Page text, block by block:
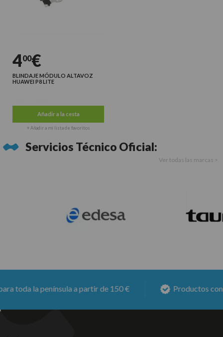
400€
BLINDAJE MÓDULO ALTAVOZ
HUAWEI P8 LITE
Añadir a la cesta
+ Añadir a mi lista de favoritos
Servicios Técnico Oficial:
Ver todas las marcas >
toda la península a partir de 150 € Productos con6